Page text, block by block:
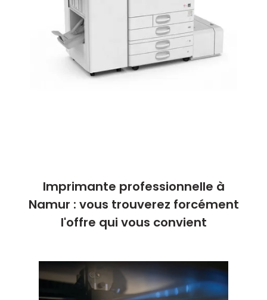
Imprimante professionnelle à
Namur : vous trouverez forcément
l'offre qui vous convient